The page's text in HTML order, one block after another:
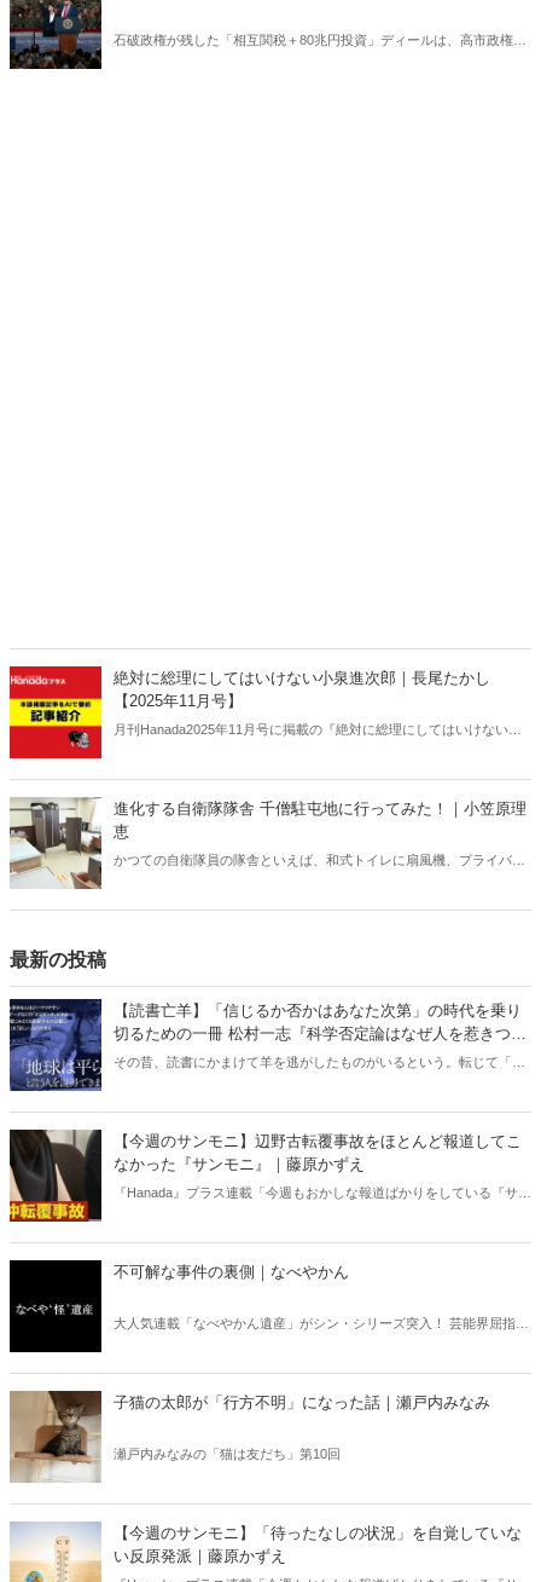
石破政権が残した「相互関税＋80兆円投資」ディールは、高市政権に
絶対に総理にしてはいけない小泉進次郎｜長尾たかし
【2025年11月号】
月刊Hanada2025年11月号に掲載の『絶対に総理にしてはいけない小
進化する自衛隊隊舎 千僧駐屯地に行ってみた！｜小笠原理
恵
かつての自衛隊員の隊舎といえば、和式トイレに扇風機、プライバシ
最新の投稿
【読書亡羊】「信じるか否かはあなた次第」の時代を乗り
切るための一冊 松村一志『科学否定論はなぜ人を惹きつけ
るのか』（ちくま新書）｜梶原麻衣子
その昔、読書にかまけて羊を逃がしたものがいるという。転じて「読
ある。元月刊『Hanada』編集部員のライター・梶原がお送りする時事
書評！
【今週のサンモニ】辺野古転覆事故をほとんど報道してこ
なかった『サンモニ』｜藤原かずえ
『Hanada』プラス連載「今週もおかしな報道ばかりをしている『サン
不可解な事件の裏側｜なべやかん
大人気連載「なべやかん遺産」がシン・シリーズ突入！ 芸能界屈指の
信じるか信じないかは、あなた次第！ 芸能ニュース
子猫の太郎が「行方不明」になった話｜瀬戸内みなみ
瀬戸内みなみの「猫は友だち」第10回
【今週のサンモニ】「待ったなしの状況」を自覚していな
い反原発派｜藤原かずえ